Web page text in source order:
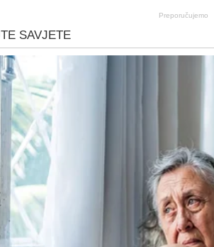
Preporučujemo